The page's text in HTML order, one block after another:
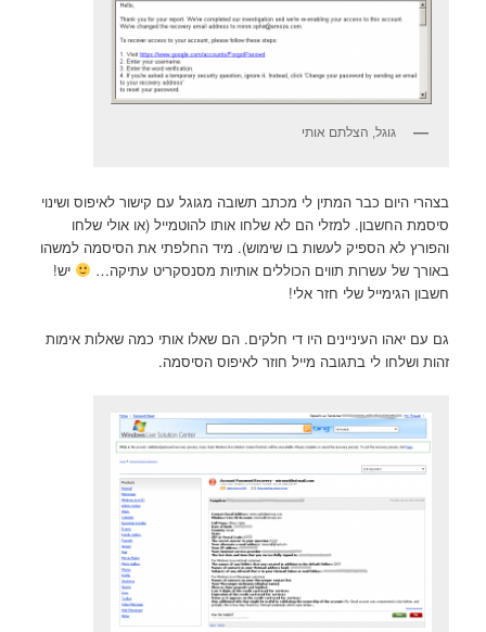
גוגל, הצלתם אותי
בצהרי היום כבר המתין לי מכתב תשובה מגוגל עם קישור לאיפוס ושינוי
סיסמת החשבון. למזלי הם לא שלחו אותו להוטמייל (או אולי שלחו
והפורץ לא הספיק לעשות בו שימוש). מיד החלפתי את הסיסמה למשהו
באורך של עשרות תווים הכוללים אותיות מסנסקריט עתיקה…
יש!
חשבון הגימייל שלי חזר אלי!
גם עם יאהו העיניינים היו די חלקים. הם שאלו אותי כמה שאלות אימות
זהות ושלחו לי בתגובה מייל חוזר לאיפוס הסיסמה.